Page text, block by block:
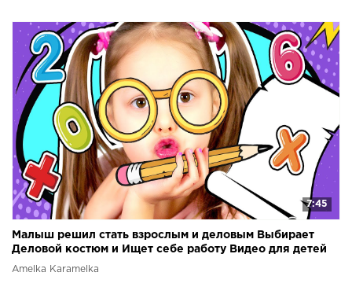
7:45
Малыш решил стать взрослым и деловым Выбирает
Деловой костюм и Ищет себе работу Видео для детей
Amelka Karamelka